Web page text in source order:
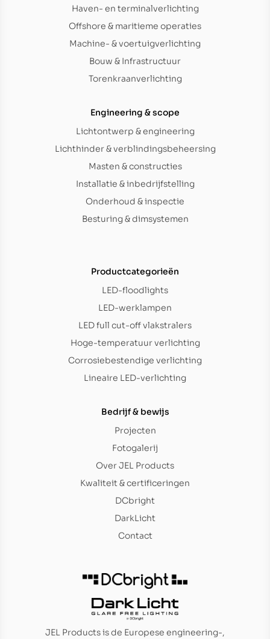
Haven- en terminalverlichting
Offshore & maritieme operaties
Machine- & voertuigverlichting
Bouw & Infrastructuur
Torenkraanverlichting
Engineering & scope
Lichtontwerp & engineering
Lichthinder & verblindingsbeheersing
Masten & constructies
Installatie & inbedrijfstelling
Onderhoud & inspectie
Besturing & dimsystemen
Productcategorieën
LED-floodlights
LED-werklampen
LED full cut-off vlakstralers
Hoge-temperatuur verlichting
Corrosiebestendige verlichting
Lineaire LED-verlichting
Bedrijf & bewijs
Projecten
Fotogalerij
Over JEL Products
Kwaliteit & certificeringen
DCbright
DarkLicht
Contact
JEL Products is de Europese engineering-,